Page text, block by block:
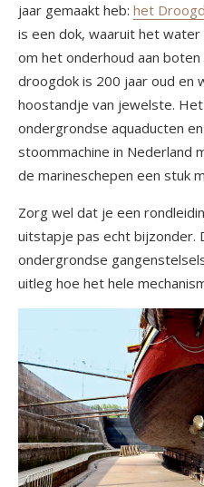
jaar gemaakt heb: het
is een dok, waaruit het
om het onderhoud aan
droogdok is 200 jaar oud en
hoostandje van jewelste.
ondergrondse aquaducten
stoommachine in Nederland
de marineschepen een stuk
Zorg wel dat je een
uitstapje pas echt bijzonder.
ondergrondse
uitleg hoe het hele